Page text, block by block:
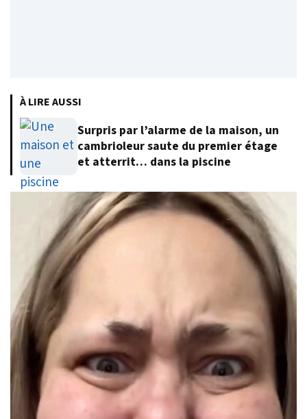
À LIRE AUSSI
Surpris par l’alarme de la maison, un
cambrioleur saute du premier étage
et atterrit… dans la piscine